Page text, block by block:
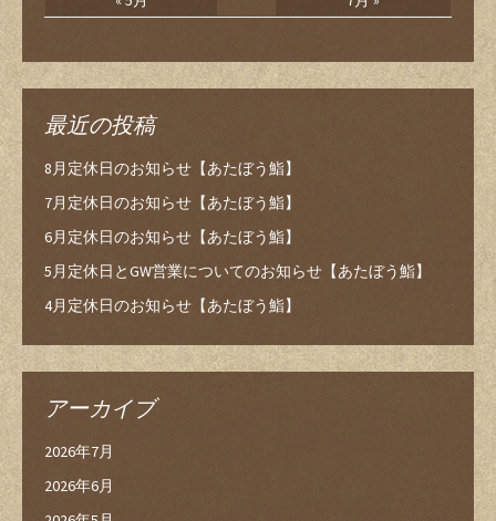
最近の投稿
8月定休日のお知らせ【あたぼう鮨】
7月定休日のお知らせ【あたぼう鮨】
6月定休日のお知らせ【あたぼう鮨】
5月定休日とGW営業についてのお知らせ【あたぼう鮨】
4月定休日のお知らせ【あたぼう鮨】
アーカイブ
2026年7月
2026年6月